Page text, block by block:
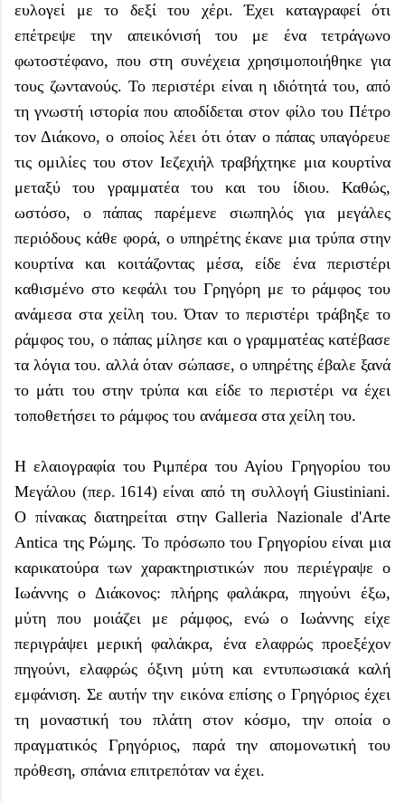
ευλογεί με το δεξί του χέρι. Έχει καταγραφεί ότι
επέτρεψε την απεικόνισή του με ένα τετράγωνο
φωτοστέφανο, που στη συνέχεια χρησιμοποιήθηκε για
τους ζωντανούς. Το περιστέρι είναι η ιδιότητά του, από
τη γνωστή ιστορία που αποδίδεται στον φίλο του Πέτρο
τον Διάκονο, ο οποίος λέει ότι όταν ο πάπας υπαγόρευε
τις ομιλίες του στον Ιεζεχιήλ τραβήχτηκε μια κουρτίνα
μεταξύ του γραμματέα του και του ίδιου. Καθώς,
ωστόσο, ο πάπας παρέμενε σιωπηλός για μεγάλες
περιόδους κάθε φορά, ο υπηρέτης έκανε μια τρύπα στην
κουρτίνα και κοιτάζοντας μέσα, είδε ένα περιστέρι
καθισμένο στο κεφάλι του Γρηγόρη με το ράμφος του
ανάμεσα στα χείλη του. Όταν το περιστέρι τράβηξε το
ράμφος του, ο πάπας μίλησε και ο γραμματέας κατέβασε
τα λόγια του. αλλά όταν σώπασε, ο υπηρέτης έβαλε ξανά
το μάτι του στην τρύπα και είδε το περιστέρι να έχει
τοποθετήσει το ράμφος του ανάμεσα στα χείλη του.
Η ελαιογραφία του Ριμπέρα του Αγίου Γρηγορίου του
Μεγάλου (περ. 1614) είναι από τη συλλογή Giustiniani.
Ο πίνακας διατηρείται στην Galleria Nazionale d'Arte
Antica της Ρώμης. Το πρόσωπο του Γρηγορίου είναι μια
καρικατούρα των χαρακτηριστικών που περιέγραψε ο
Ιωάννης ο Διάκονος: πλήρης φαλάκρα, πηγούνι έξω,
μύτη που μοιάζει με ράμφος, ενώ ο Ιωάννης είχε
περιγράψει μερική φαλάκρα, ένα ελαφρώς προεξέχον
πηγούνι, ελαφρώς όξινη μύτη και εντυπωσιακά καλή
εμφάνιση. Σε αυτήν την εικόνα επίσης ο Γρηγόριος έχει
τη μοναστική του πλάτη στον κόσμο, την οποία ο
πραγματικός Γρηγόριος, παρά την απομονωτική του
πρόθεση, σπάνια επιτρεπόταν να έχει.